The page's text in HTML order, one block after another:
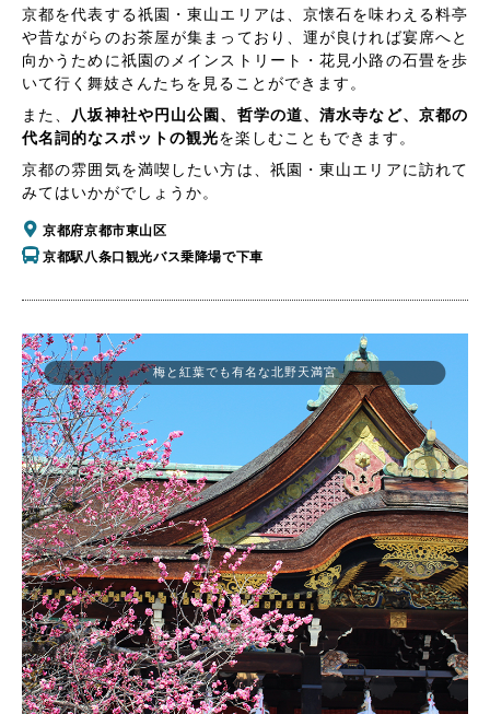
京都を代表する祇園・東山エリアは、京懐石を味わえる料亭
や昔ながらのお茶屋が集まっており、運が良ければ宴席へと
向かうために祇園のメインストリート・花見小路の石畳を歩
いて行く舞妓さんたちを見ることができます。
また、
八坂神社や円山公園、哲学の道、清水寺など、京都の
代名詞的なスポットの観光を楽しむこともできます。
京都の雰囲気を満喫したい方は、祇園・東山エリアに訪れて
みてはいかがでしょうか。
京都府京都市東山区
京都駅八条口観光バス乗降場で下車
梅と紅葉でも有名な北野天満宮